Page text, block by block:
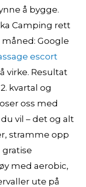
å bygge.
Camping rett
Google
escort
virke. Resultat
kvartal og
oss med
vil – det og alt
stramme opp
med aerobic,
ute på